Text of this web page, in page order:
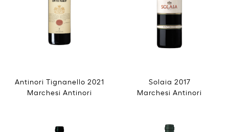
Antinori Tignanello 2021
Marchesi Antinori
Solaia 2017
Marchesi Antinori